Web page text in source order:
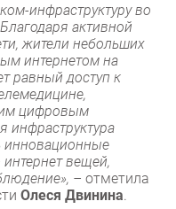
инфраструктуру во
активной
жители небольших
интернетом на
равный доступ к
цифровым
инфраструктура
инновационные
вещей,
– отметила
Олеся Двинина